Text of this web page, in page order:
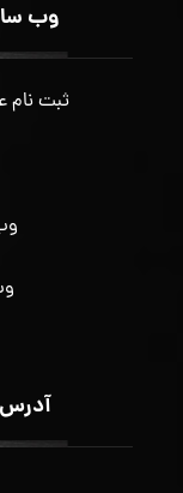
وب
ثبت نام
آدرس